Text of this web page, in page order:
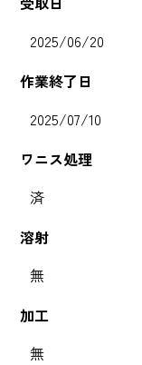
2025/06/20
作業終了日
2025/07/10
ワニス処理
済
溶射
無
加工
無